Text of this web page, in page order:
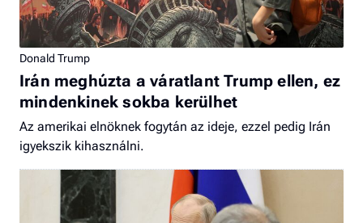
Donald Trump
Irán meghúzta a váratlant Trump ellen, ez
mindenkinek sokba kerülhet
Az amerikai elnöknek fogytán az ideje, ezzel pedig Irán
igyekszik kihasználni.